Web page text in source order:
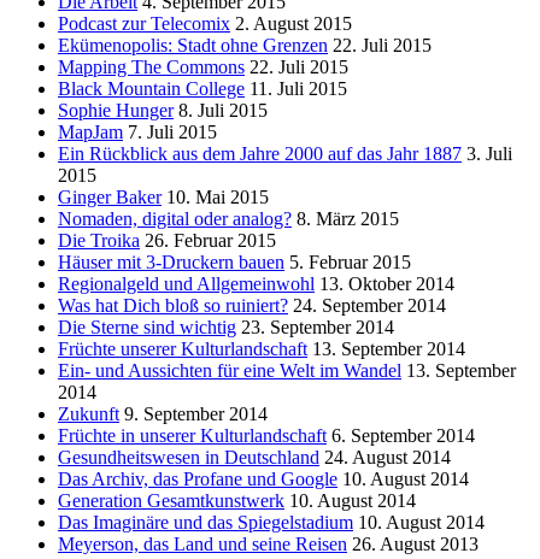
Podcast zur Telecomix 2. August 2015
Ekümenopolis: Stadt ohne Grenzen 22. Juli 2015
Mapping The Commons 22. Juli 2015
Black Mountain College 11. Juli 2015
Sophie Hunger 8. Juli 2015
MapJam 7. Juli 2015
Ein Rückblick aus dem Jahre 2000 auf das Jahr 1887 3. Juli
2015
Ginger Baker 10. Mai 2015
Nomaden, digital oder analog? 8. März 2015
Die Troika 26. Februar 2015
Häuser mit 3-Druckern bauen 5. Februar 2015
Regionalgeld und Allgemeinwohl 13. Oktober 2014
Was hat Dich bloß so ruiniert? 24. September 2014
Die Sterne sind wichtig 23. September 2014
Früchte unserer Kulturlandschaft 13. September 2014
Ein- und Aussichten für eine Welt im Wandel 13. September
2014
Zukunft 9. September 2014
Früchte in unserer Kulturlandschaft 6. September 2014
Gesundheitswesen in Deutschland 24. August 2014
Das Archiv, das Profane und Google 10. August 2014
Generation Gesamtkunstwerk 10. August 2014
Das Imaginäre und das Spiegelstadium 10. August 2014
Meyerson, das Land und seine Reisen 26. August 2013